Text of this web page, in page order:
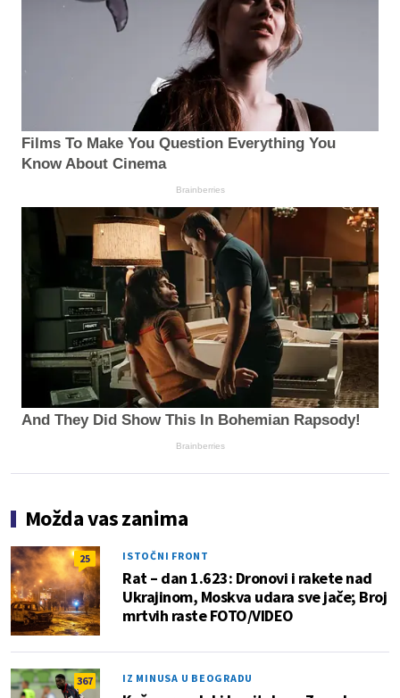
Films To Make You Question Everything You
Know About Cinema
Brainberries
And They Did Show This In Bohemian Rapsody!
Brainberries
Možda vas zanima
25 ISTOČNI FRONT
Rat – dan 1.623: Dronovi i rakete nad
Ukrajinom, Moskva udara sve jače; Broj
mrtvih raste FOTO/VIDEO
367 IZ MINUSA U BEOGRADU